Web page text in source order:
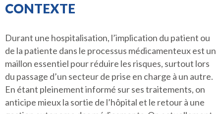
CONTEXTE
Durant une hospitalisation, l’implication du patient ou
de la patiente dans le processus médicamenteux est un
maillon essentiel pour réduire les risques, surtout lors
du passage d’un secteur de prise en charge à un autre.
En étant pleinement informé sur ses traitements, on
anticipe mieux la sortie de l’hôpital et le retour à une